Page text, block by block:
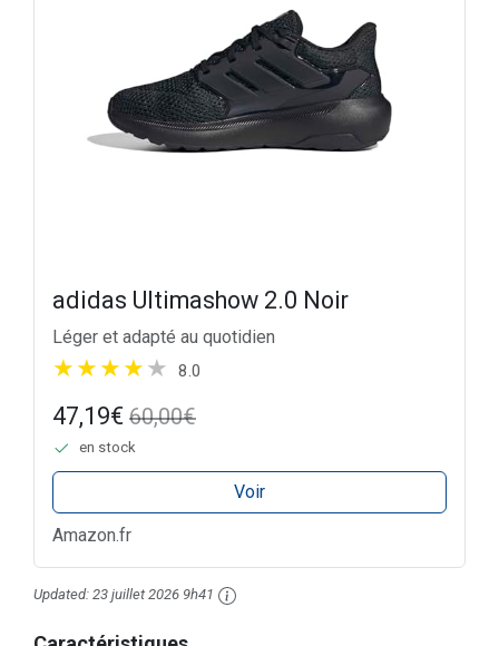
adidas Ultimashow 2.0 Noir
Léger et adapté au quotidien
8.0
47,19€ 60,00€
en stock
Voir
Amazon.fr
Updated: 23 juillet 2026 9h41